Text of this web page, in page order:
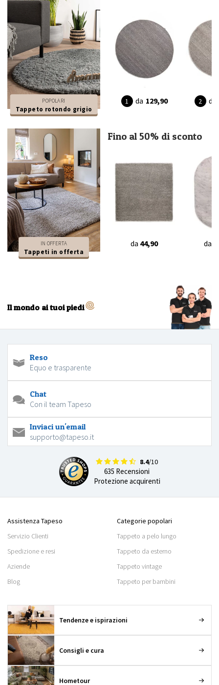
POPOLARI
Tappeto rotondo grigio
da 129,90 da
IN OFFERTA
Tappeti in offerta
Fino al 50% di sconto
da 44,90 da
Il mondo ai tuoi piedi
Reso
Equo e trasparente
Chat
Con il team Tapeso
Inviaci un'email
supporto@tapeso.it
8.4/10
635 Recensioni
Protezione acquirenti
Assistenza Tapeso
Servizio Clienti
Spedizione e resi
Aziende
Blog
Categorie popolari
Tappeto a pelo lungo
Tappeto da esterno
Tappeto vintage
Tappeto per bambini
Tendenze e ispirazioni
Consigli e cura
Hometour